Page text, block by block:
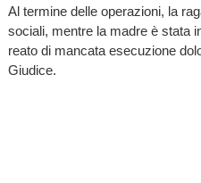
Al termine delle operazioni, la
sociali, mentre la madre è stata
reato di mancata esecuzione
Giudice.